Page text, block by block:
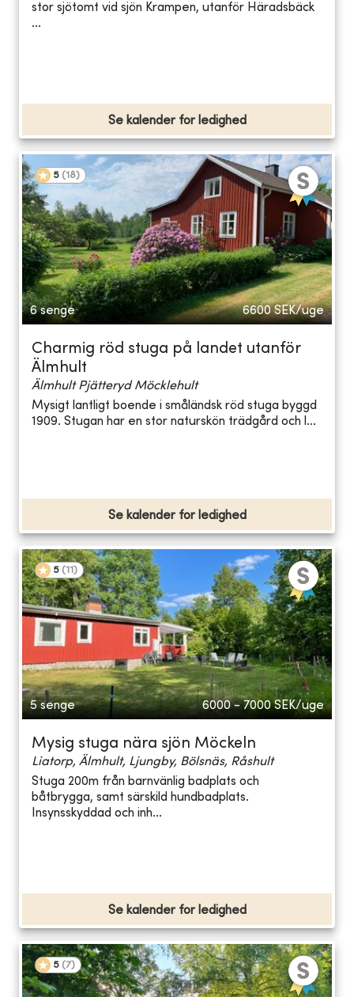
stor sjötomt vid sjön Krampen, utanför Häradsbäck
...
Se kalender for ledighed
5 (18)
6 senge 6600 SEK/uge
Charmig röd stuga på landet utanför
Älmhult
Älmhult Pjätteryd Möcklehult
Mysigt lantligt boende i småländsk röd stuga byggd
1909. Stugan har en stor naturskön trädgård och l...
Se kalender for ledighed
5 (11 )
5 senge 6000 - 7000 SEK/uge
Mysig stuga nära sjön Möckeln
Liatorp, Älmhult, Ljungby, Bölsnäs, Råshult
Stuga 200m från barnvänlig badplats och
båtbrygga, samt särskild hundbadplats.
Insynsskyddad och inh...
Se kalender for ledighed
5 (7)